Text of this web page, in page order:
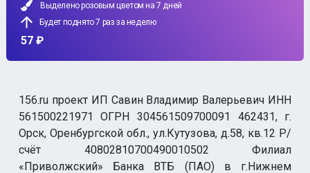
Выделено розовым цветом на 7 дней
Будет поднято 7 раз за неделю
57 ₽
156.ru проект ИП Савин Владимир Валерьевич ИНН
561500221971 ОГРН 304561509700091 462431, г.
Орск, Оренбургской обл., ул.Кутузова, д.58, кв.12 Р/
счёт 40802810700490010502 Филиал
«Приволжский» Банка ВТБ (ПАО) в г.Нижнем